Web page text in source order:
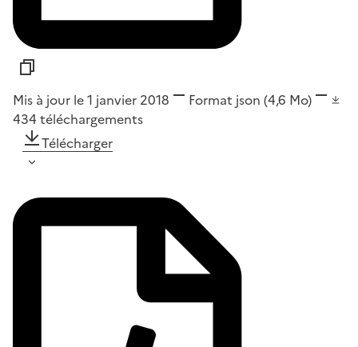
Mis à jour le 1 janvier 2018 Format json (4,6 Mo)
434 téléchargements
Télécharger